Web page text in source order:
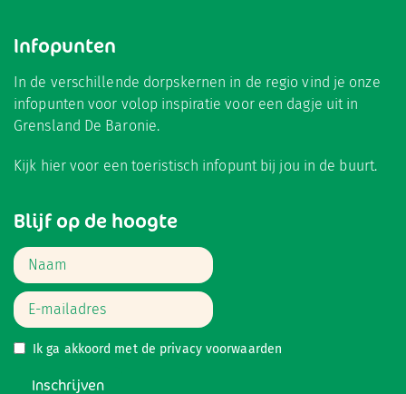
Infopunten
In de verschillende dorpskernen in de regio vind je onze
infopunten voor volop inspiratie voor een dagje uit in
Grensland De Baronie.
Kijk hiervoor een toeristisch infopunt bij jou in de buurt.
Blijf op de hoogte
Ik ga akkoord met de privacy voorwaarden
Inschrijven